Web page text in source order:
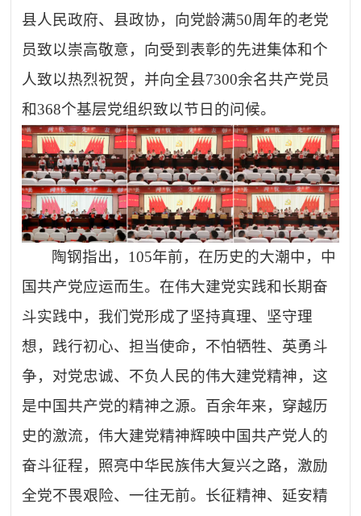
县人民政府、县政协，向党龄满50周年的老党
员致以崇高敬意，向受到表彰的先进集体和个
人致以热烈祝贺，并向全县7300余名共产党员
和368个基层党组织致以节日的问候。
陶钢指出， 105年前，在历史的大潮中，中
国共产党应运而生。在伟大建党实践和长期奋
斗实践中，我们党形成了坚持真理、坚守理
想，践行初心、担当使命，不怕牺牲、英勇斗
争，对党忠诚、不负人民的伟大建党精神，这
是中国共产党的精神之源。百余年来，穿越历
史的激流，伟大建党精神辉映中国共产党人的
奋斗征程，照亮中华民族伟大复兴之路，激励
全党不畏艰险、一往无前。长征精神、延安精